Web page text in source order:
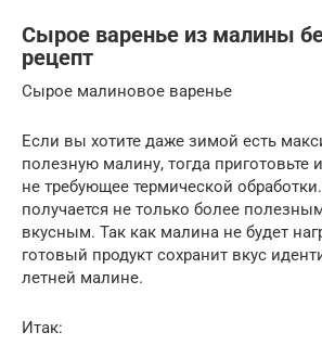
Сырое варенье из малины
рецепт
Сырое малиновое варенье
Если вы хотите даже зимой есть
полезную малину, тогда приготовьте
не требующее термической
получается не только более
вкусным. Так как малина не будет
готовый продукт сохранит вкус
летней малине.
Итак: